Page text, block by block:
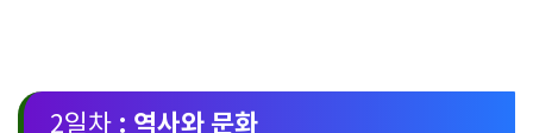
2일차 : 역사와 문화